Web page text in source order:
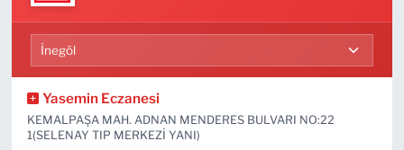
Yasemin Eczanesi
KEMALPAŞA MAH. ADNAN MENDERES BULVARI NO:22
1(SELENAY TIP MERKEZİ YANI)